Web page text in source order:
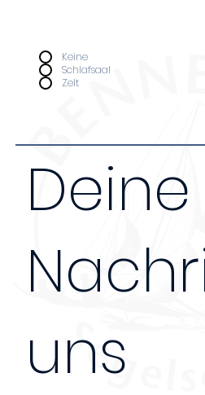
Keine
Schlafsaal
Zelt
Deine
uns